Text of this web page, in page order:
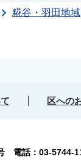
糀谷・羽田地域
区への
電話：03-5744-